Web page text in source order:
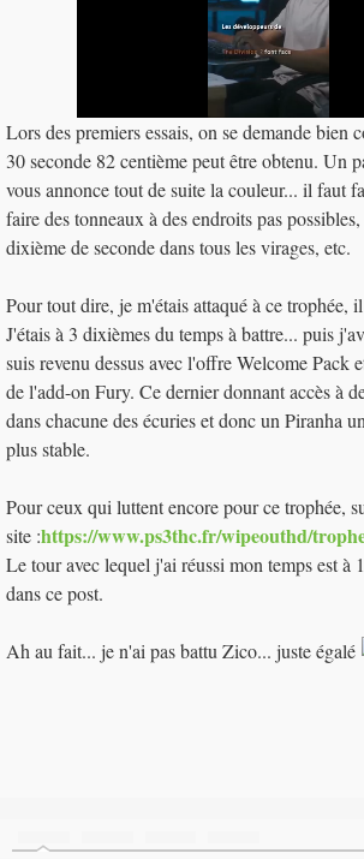
Lors des premiers essais, on se demande bien
30 seconde 82 centième peut être obtenu. Un
vous annonce tout de suite la couleur... il faut
faire des tonneaux à des endroits pas
dixième de seconde dans tous les virages, etc.
Pour tout dire, je m'étais attaqué à ce trophée,
J'étais à 3 dixièmes du temps à battre... puis
suis revenu dessus avec l'offre Welcome Pack
de l'add-on Fury. Ce dernier donnant accès à
dans chacune des écuries et donc un Piranha
plus stable.
Pour ceux qui luttent encore pour ce trophée,
site :https://www.ps3thc.fr/wipeouthd/
Le tour avec lequel j'ai réussi mon temps est à
dans ce post.
Ah au fait... je n'ai pas battu Zico... juste égalé